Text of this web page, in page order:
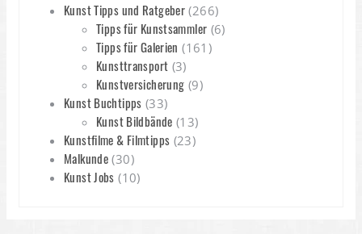
Kunst Tipps und Ratgeber (266)
Tipps für Kunstsammler (6)
Tipps für Galerien (161)
Kunsttransport (3)
Kunstversicherung (9)
Kunst Buchtipps (33)
Kunst Bildbände (13)
Kunstfilme & Filmtipps (23)
Malkunde (30)
Kunst Jobs (10)